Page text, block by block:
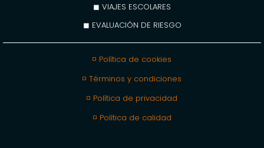
◼ VIAJES ESCOLARES
◼ EVALUACIÓN DE RIESGO
◽ Política de cookies
◽ Términos y condiciones
◽ Política de privacidad
◽ Política de calidad